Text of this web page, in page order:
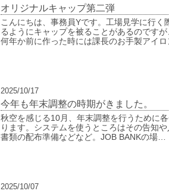
オリジナルキャップ第二弾
こんにちは、事務員Yです。工場見学に行
るようにキャップを被ることがあるのです
何年か前に作った時には課長のお手製アイ
2025/10/17
今年も年末調整の時期がきました。
秋空を感じる10月、年末調整を行うために
ります。システムを使うところはその告知
書類の配布準備などなど。JOB BANKの場…
2025/10/07